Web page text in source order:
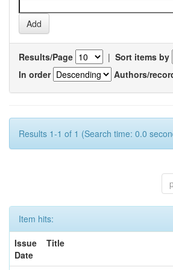
Results/Page | Sort items by
In order
Authors/
Results 1-1 of 1 (Search time: 0.0
Item hits:
Issue
Date
Title